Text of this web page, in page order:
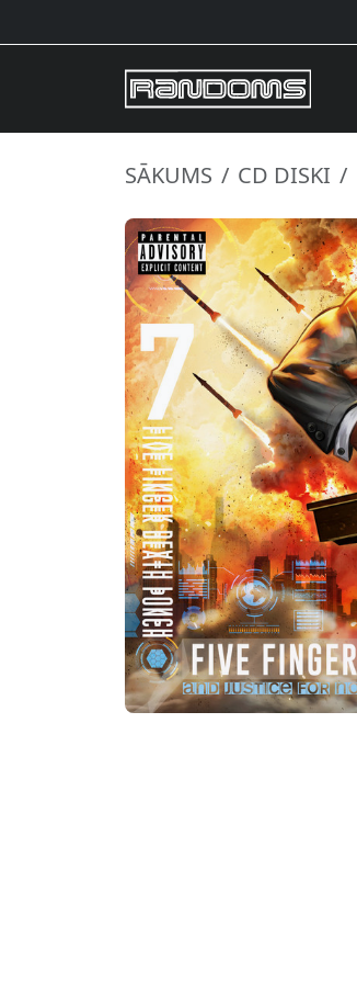
SĀKUMS CD DISKI